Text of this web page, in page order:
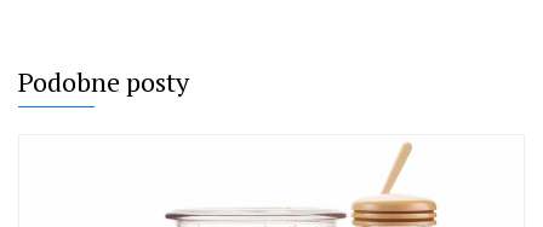
Podobne posty